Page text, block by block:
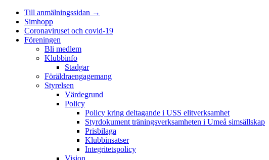
Till anmälningssidan →
Simhopp
Coronaviruset och covid-19
Föreningen
Bli medlem
Klubbinfo
Stadgar
Föräldraengagemang
Styrelsen
Värdegrund
Policy
Policy kring deltagande i USS elitverksamhet
Styrdokument träningsverksamheten i Umeå simsällskap
Prisbilaga
Klubbinsatser
Integritetspolicy
Vision